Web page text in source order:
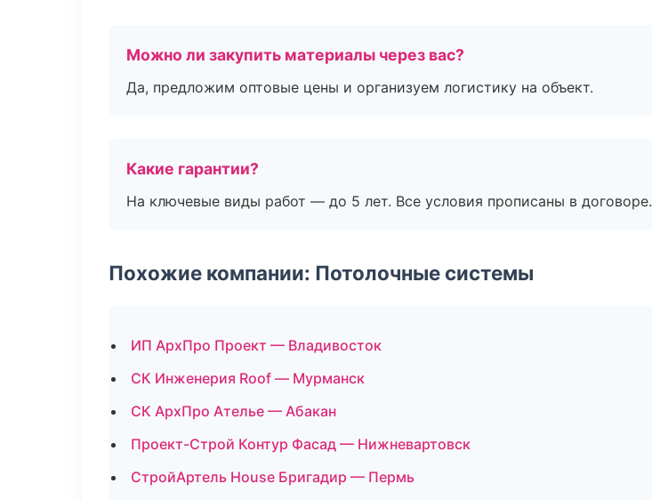
Можно ли закупить материалы через вас?
Да, предложим оптовые цены и организуем логистику на объект.
Какие гарантии?
На ключевые виды работ — до 5 лет. Все условия прописаны в договоре.
Похожие компании: Потолочные системы
ИП АрхПро Проект — Владивосток
СК Инженерия Roof — Мурманск
СК АрхПро Ателье — Абакан
Проект-Строй Контур Фасад — Нижневартовск
СтройАртель House Бригадир — Пермь